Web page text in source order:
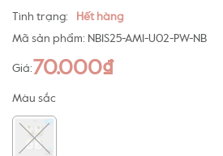
Tình trạng:
Hết hàng
Mã sản phẩm: NB1S25-AM1-U02-PW-NB
Giá:70.000₫
Màu sắc